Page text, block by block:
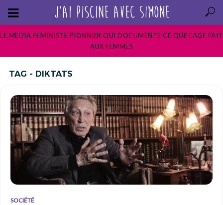
LE MEDIA FEMINISTE PIONNIER QUI DOCUMENTE CE QUE L’AGE FAIT
AUX FEMMES
TAG - DIKTATS
SOCIÉTÉ